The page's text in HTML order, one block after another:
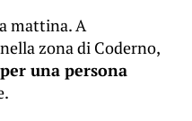
mattina. A
zona di Coderno,
una persona